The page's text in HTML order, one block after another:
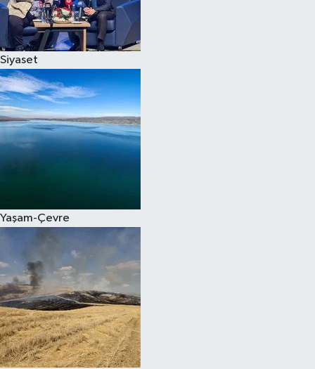
Siyaset
Yaşam-Çevre
Spor
Çocuk
Eğitim
Kim kimdir?
Kültür Sanat
Sağlık
Siyaset